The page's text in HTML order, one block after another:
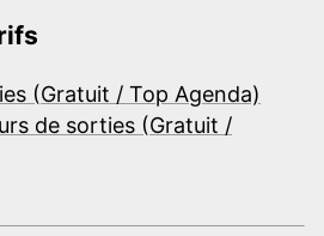
(Gratuit / Top Agenda)
de sorties (Gratuit /